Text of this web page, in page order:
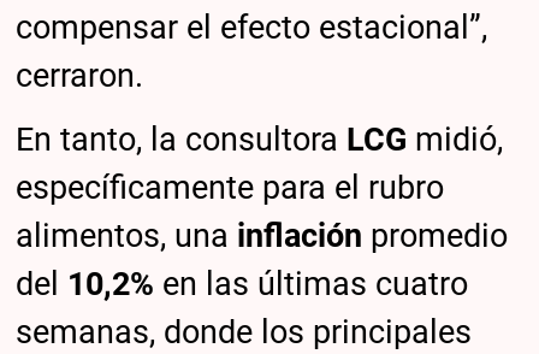
compensar el efecto estacional”,
cerraron.
En tanto, la consultora LCG midió,
específicamente para el rubro
alimentos, una inflación promedio
del 10,2% en las últimas cuatro
semanas, donde los principales